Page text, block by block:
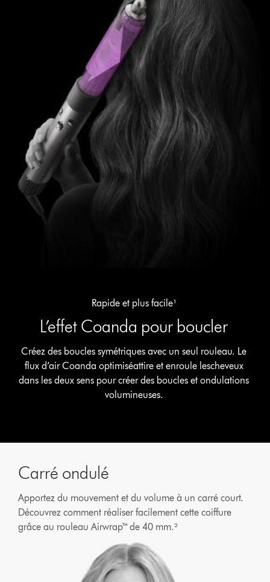
Rapide et plus facile¹
L’effet Coanda pour boucler
Créez des boucles symétriques avec un seul rouleau. Le
flux d’air Coanda optimiséattire et enroule lescheveux
dans les deux sens pour créer des boucles et ondulations
volumineuses.
la
transcription
de
Carré ondulé
Apportez du mouvement et du volume à un carré court.
Découvrez comment réaliser facilement cette coiffure
grâce au rouleau Airwrap™ de 40 mm.²